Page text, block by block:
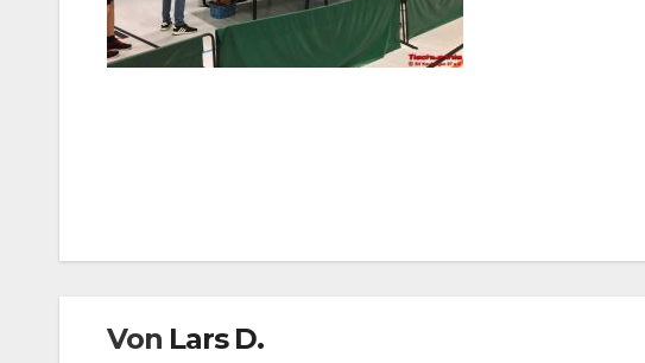
Von Lars D.